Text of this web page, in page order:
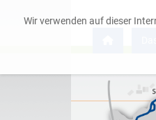
Wir verwenden auf dieser